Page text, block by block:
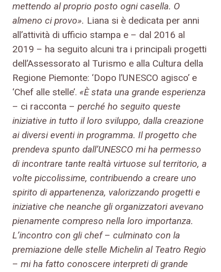
mettendo al proprio posto ogni casella. O
almeno ci provo». Liana si è dedicata per anni
all’attività di ufficio stampa e – dal 2016 al
2019 – ha seguito alcuni tra i principali progetti
dell’Assessorato al Turismo e alla Cultura della
Regione Piemonte: ‘Dopo l’UNESCO agisco’ e
‘Chef alle stelle’. «È stata una grande esperienza
– ci racconta – perché ho seguito queste
iniziative in tutto il loro sviluppo, dalla creazione
ai diversi eventi in programma. Il progetto che
prendeva spunto dall’UNESCO mi ha permesso
di incontrare tante realtà virtuose sul territorio, a
volte piccolissime, contribuendo a creare uno
spirito di appartenenza, valorizzando progetti e
iniziative che neanche gli organizzatori avevano
pienamente compreso nella loro importanza.
L’incontro con gli chef– culminato con la
premiazione delle stelle Michelin al Teatro Regio
– mi ha fatto conoscere interpreti di grande